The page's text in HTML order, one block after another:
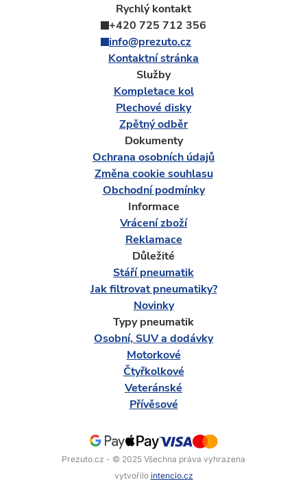
Rychlý kontakt
+420 725 712 356
info@prezuto.cz
Kontaktní stránka
Služby
Kompletace kol
Plechové disky
Zpětný odběr
Dokumenty
Ochrana osobních údajů
Změna cookie souhlasu
Obchodní podmínky
Informace
Vrácení zboží
Reklamace
Důležité
Stáří pneumatik
Jak filtrovat pneumatiky?
Novinky
Typy pneumatik
Osobní, SUV a dodávky
Motorkové
Čtyřkolkové
Veteránské
Přívěsové
Prezuto.cz - © 2025 Všechna práva vyhrazena
vytvořilo intencio.cz